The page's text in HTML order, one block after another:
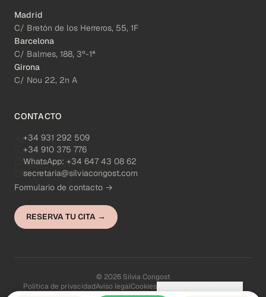
Madrid
C/ Bretón de los Herreros, 55, 1F
Barcelona
C/ Balmes, 188, 3º-1ª
Girona
C/ Nou 22, 2n A
CONTACTO
+34 931 292 509
+34 910 375 776
WhatsApp: +34 647 43 08 62
secretaria@silviacongost.com
Formulario de contacto →
RESERVA TU CITA →
© 2026 Silvia Congost
Política de privacidadAviso legalCookies